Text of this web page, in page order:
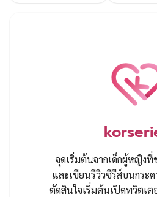
จุดเริ่มต้นจากเด็กผู้หญิงที่
และเขียนรีวิวซีรีส์บนกระ
ตัดสินใจเริ่มต้นเปิดทวิตเต